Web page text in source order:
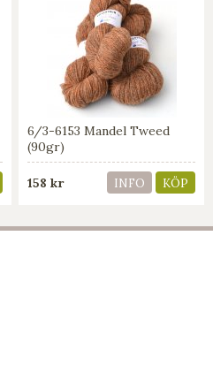
6/3-6153 Mandel Tweed
(90gr)
158 kr INFO KÖP